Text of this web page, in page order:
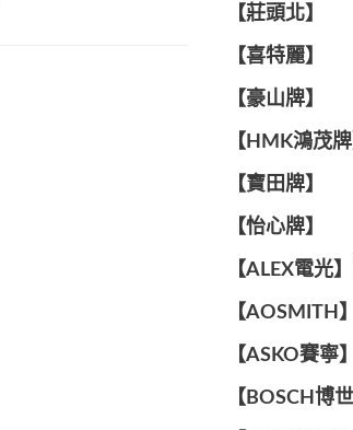
【莊頭北】
【喜特麗】
【豪山牌】
【HMK鴻茂牌
【寶田牌】
️【怡心牌】️
【ALEX電光
【AOSMITH】
【ASKO賽寧
【BOSCH博世